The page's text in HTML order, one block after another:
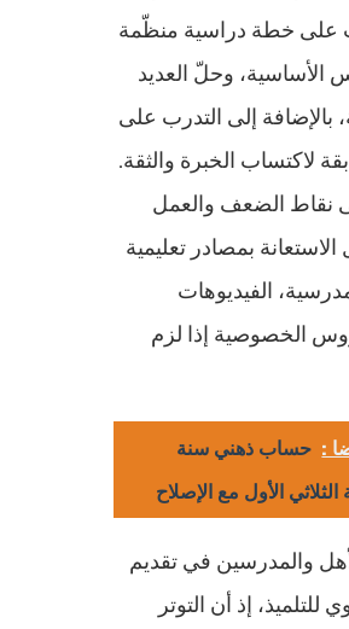
على خطة دراسية منظّمة
وحلّ العديد
بالإضافة إلى التدرب على
لاكتساب الخبرة والثقة.
نقاط الضعف والعمل
بمصادر تعليمية
الفيديوهات
الخصوصية إذا لزم
: حساب ذهني سنة
الأول مع الإصلاح
والمدرسين في تقديم
إذ أن التوتر